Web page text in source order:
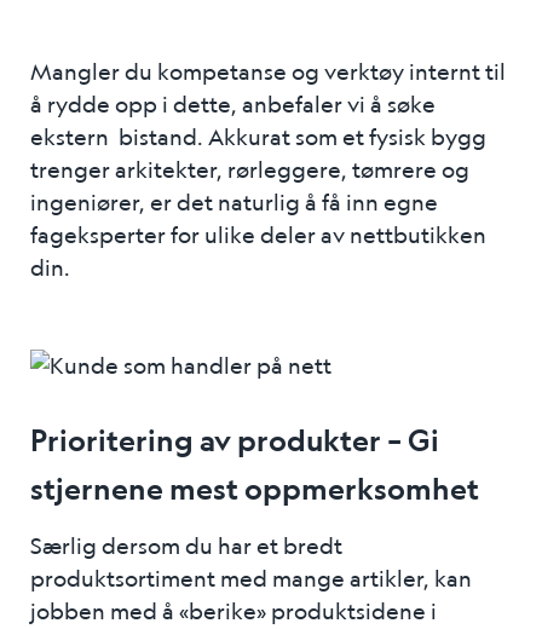
Mangler du kompetanse og verktøy internt til
å rydde opp i dette, anbefaler vi å søke
ekstern bistand. Akkurat som et fysisk bygg
trenger arkitekter, rørleggere, tømrere og
ingeniører, er det naturlig å få inn egne
fageksperter for ulike deler av nettbutikken
din.
Prioritering av produkter – Gi
stjernene mest oppmerksomhet
Særlig dersom du har et bredt
produktsortiment med mange artikler, kan
jobben med å «berike» produktsidene i